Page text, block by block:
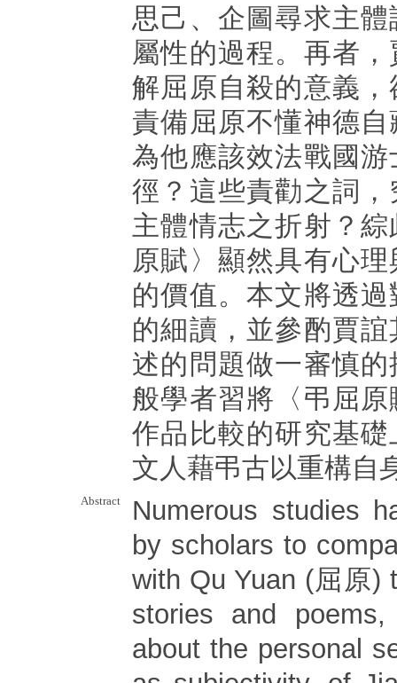
思己、企圖尋求主
屬性的過程。再者
解屈原自殺的意義
責備屈原不懂神德
為他應該效法戰國
徑？這些責勸之詞
主體情志之折射？
原賦〉顯然具有心
的價值。本文將透
的細讀，並參酌賈
述的問題做一審慎
般學者習將〈弔屈
作品比較的研究基
文人藉弔古以重構自
Abstract
Numerous studies
by scholars to
with Qu Yuan (屈原)
stories and
about the personal